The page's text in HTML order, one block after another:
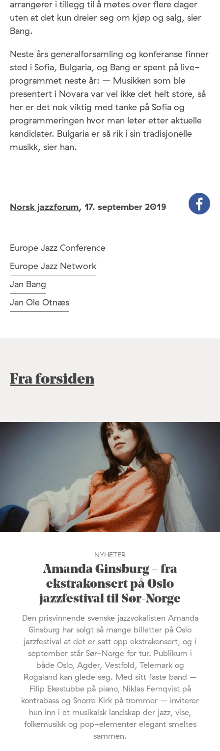
arrangører i tillegg til å møtes over flere dager
uten at det kun dreier seg om kjøp og salg, sier
Bang.
Neste års generalforsamling og konferanse finner
sted i Sofia, Bulgaria, og Bang er spent på live-
programmet neste år: – Musikken som ble
presentert i Novara var vel ikke det helt store, så
her er det nok viktig med tanke på Sofia og
programmeringen hvor man leter etter aktuelle
kandidater. Bulgaria er så rik i sin tradisjonelle
musikk, sier han.
Norsk jazzforum, 17. september 2019
Europe Jazz Conference
Europe Jazz Network
Jan Bang
Jan Ole Otnæs
Fra forsiden
NYHETER
Amanda Ginsburg – fra
ekstrakonsert på Oslo
jazzfestival til Sør-Norge
Den prisvinnende svenske jazzvokalisten Amanda
Ginsburg har solgt så mange billetter på Oslo
jazzfestival at det er satt opp ekstrakonsert, og i
september står Sør-Norge for tur. Publikum i
både Oslo, Agder, Vestfold, Telemark og
Rogaland kan glede seg. Med sitt faste band –
Filip Ekestubbe på piano, Niklas Fernqvist på
kontrabass og Snorre Kirk på trommer – inviterer
hun inn i et musikalsk landskap der jazz, vise,
folkemusikk og pop-elementer elegant smeltes
sammen.